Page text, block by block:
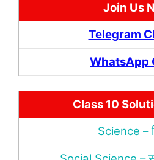
Join Us
Telegram
WhatsApp
Class 10
Science –